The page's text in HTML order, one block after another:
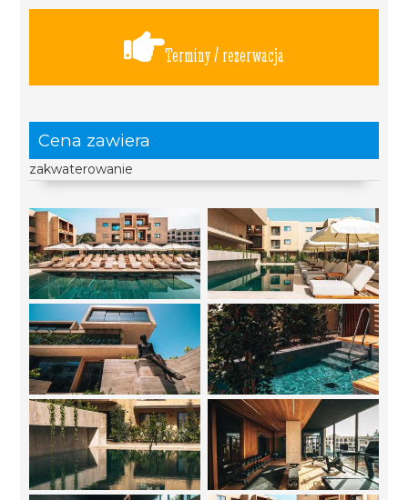
Terminy / rezerwacja
Cena zawiera
zakwaterowanie